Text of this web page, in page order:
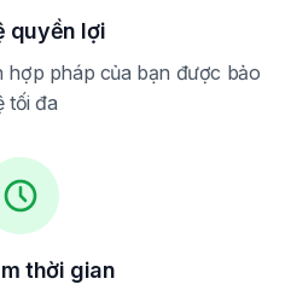
quyền lợi
hợp pháp của bạn được bảo
tối đa
thời gian